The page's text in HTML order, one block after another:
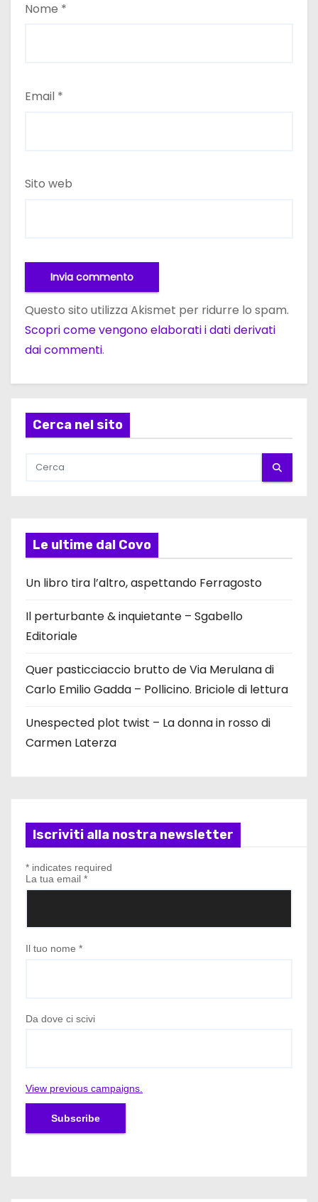
Nome *
Email *
Sito web
Questo sito utilizza Akismet per ridurre lo spam.
Scopri come vengono elaborati i dati derivati
dai commenti.
Cerca nel sito
Le ultime dal Covo
Un libro tira l’altro, aspettando Ferragosto
Il perturbante & inquietante – Sgabello
Editoriale
Quer pasticciaccio brutto de Via Merulana di
Carlo Emilio Gadda – Pollicino. Briciole di lettura
Unespected plot twist – La donna in rosso di
Carmen Laterza
Iscriviti alla nostra newsletter
* indicates required
La tua email *
Il tuo nome *
Da dove ci scivi
View previous campaigns.